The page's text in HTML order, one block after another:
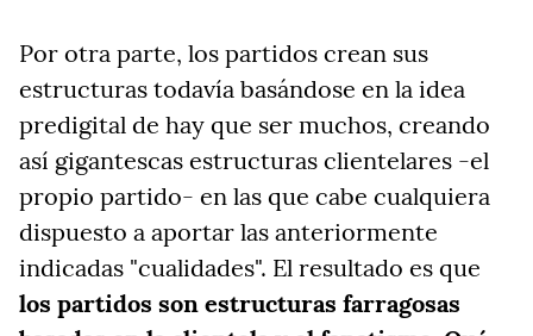
Por otra parte, los partidos crean sus
estructuras todavía basándose en la idea
predigital de hay que ser muchos, creando
así gigantescas estructuras clientelares -el
propio partido- en las que cabe cualquiera
dispuesto a aportar las anteriormente
indicadas "cualidades". El resultado es que
los partidos son estructuras farragosas